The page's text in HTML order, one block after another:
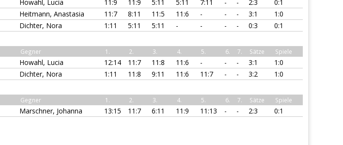
Howahl, Lucia 11:9 11:9 5:11 5:11 7:11 - - 2:3
0:1
Heitmann, Anastasia 11:7 8:11 11:5 11:6 - - - 3:1
1:0
Dichter, Nora 1:11 5:11 5:11 - - - - 0:3
0:1
Gegner 1. 2. 3. 4. 5. 6. 7. Sätze Spiele
Howahl, Lucia 12:14 11:7 11:8 11:6 - - - 3:1
1:0
Dichter, Nora 1:11 11:8 9:11 11:6 11:7 - - 3:2
1:0
Gegner 1. 2. 3. 4. 5. 6. 7. Sätze Spiele
Marschner, Johanna 13:15 11:7 6:11 11:9 11:13 - - 2:3 0:1